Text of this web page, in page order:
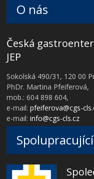
O nás
Česká
JEP
Sokolská 490/31, 120 00
PhDr. Martina Pfeiferová,
mob.: 604 898 604,
e-mail:pfeiferova@cgs-
e-mail:info@cgs-cls.cz